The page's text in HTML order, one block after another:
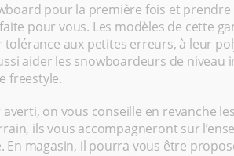
pour la première fois et
pour vous. Les modèles de cette
tolérance aux petites erreurs, à leur
aider les snowboardeurs de niveau
freestyle.
on vous conseille en revanche les
ils vous accompagneront sur
En magasin, il pourra vous être